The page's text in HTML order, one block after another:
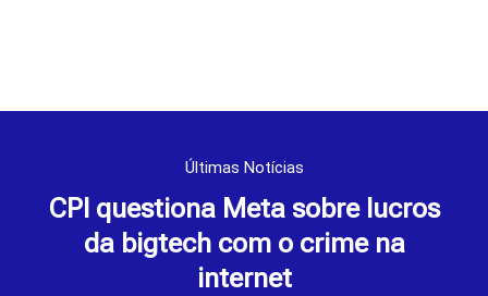
Últimas Notícias
CPI questiona Meta sobre lucros
da bigtech com o crime na
internet